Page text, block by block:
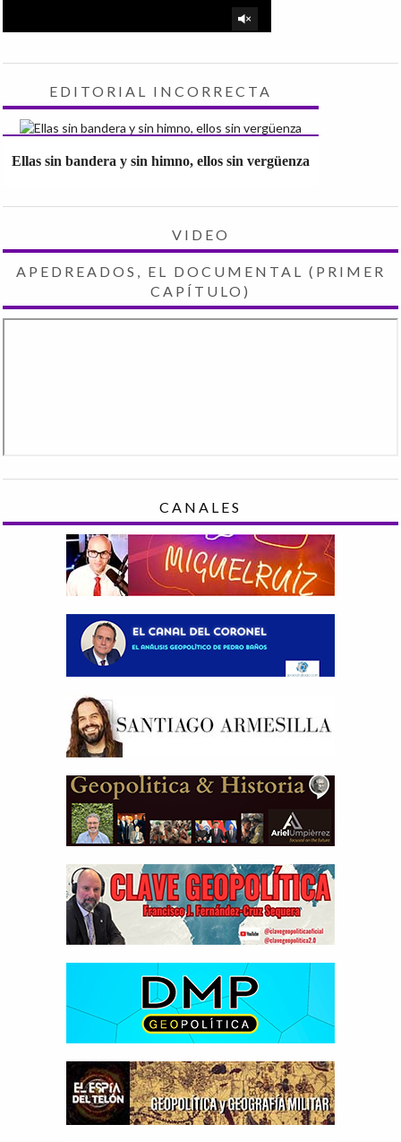
EDITORIAL INCORRECTA
Ellas sin bandera y sin himno, ellos sin vergüenza
VIDEO
APEDREADOS, EL DOCUMENTAL (PRIMER
CAPÍTULO)
CANALES